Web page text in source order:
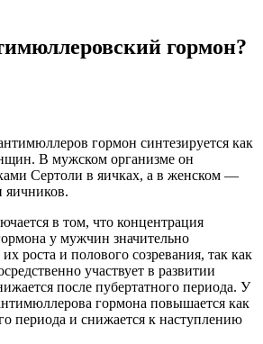
гормон?
гормон синтезируется как
В мужском организме он
Сертоли в яичках, а в женском —
яичников.
в том, что концентрация
у мужчин значительно
роста и полового созревания, так как
участвует в развитии
после пубертатного периода. У
гормона повышается как
периода и снижается к наступлению